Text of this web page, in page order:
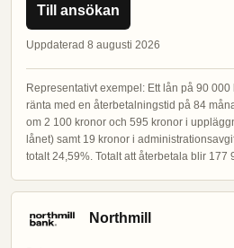
Till ansökan
Uppdaterad 8 augusti 2026
Representativt exempel: Ett lån på 90
ränta med en återbetalningstid på 84
om 2 100 kronor och 595 kronor i
lånet) samt 19 kronor i
totalt 24,59%. Totalt att återbetala blir 177
Northmill